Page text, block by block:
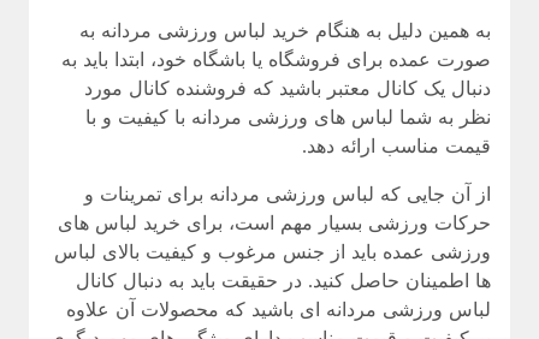
به همین دلیل به هنگام خرید لباس ورزشی مردانه به
صورت عمده برای فروشگاه یا باشگاه خود، ابتدا باید به
دنبال یک کانال معتبر باشید که فروشنده کانال مورد
نظر به شما لباس‌ های ورزشی مردانه با کیفیت و با
قیمت مناسب ارائه دهد.
از آن جایی که لباس ورزشی مردانه برای تمرینات و
حرکات ورزشی بسیار مهم است، برای خرید لباس های
ورزشی عمده باید از جنس مرغوب و کیفیت بالای لباس‌
ها اطمینان حاصل کنید. در حقیقت باید به دنبال کانال
لباس ورزشی مردانه ای باشید که محصولات آن علاوه